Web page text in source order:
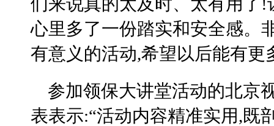
们来说真的太及时、太有用了
心里多了一份踏实和安全感。
有意义的活动,希望以后能有更
参加领保大讲堂活动的北京
表表示:“活动内容精准实用,既